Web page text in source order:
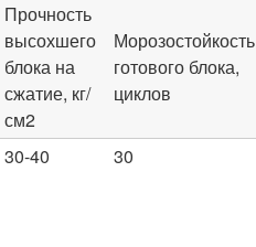
Прочность
высохшего
блока на
сжатие, кг/
см2
Морозостойкость
готового блока,
циклов
30-40
30